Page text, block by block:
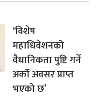
‘विशेष
महाधिवेशनको
वैधानिकता पुष्टि गर्ने
अर्को अवसर प्राप्त
भएको छ’